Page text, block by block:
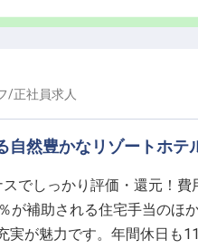
/正社員求人
自然豊かなリゾートホテ
でしっかり評価・還元！費
が補助される住宅手当のほ
が魅力です。年間休日も